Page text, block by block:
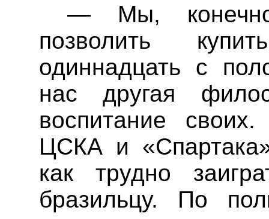
— Мы,
позволить
одиннадцать с
нас другая
воспитание
ЦСКА и
как трудно
бразильцу. По